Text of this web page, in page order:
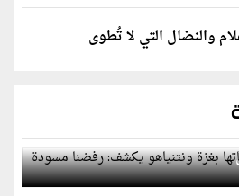
والنضال التي لا تُطوى
بغزة ونتنياهو يكشف: رفضنا